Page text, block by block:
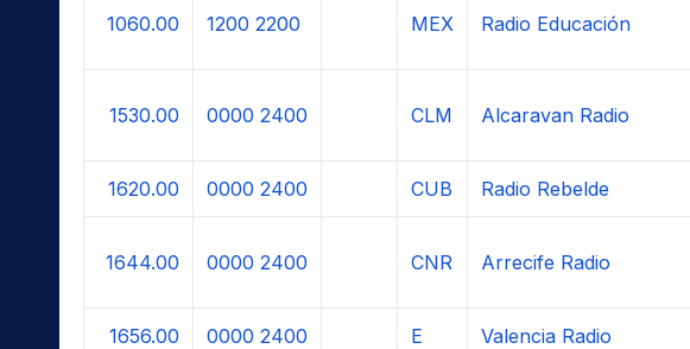
1060.00 1200 2200 MEX Radio Educación
1530.00 0000 2400 CLM Alcaravan Radio
1620.00 0000 2400 CUB Radio Rebelde
1644.00 0000 2400 CNR Arrecife Radio
1656.00 0000 2400 E Valencia Radio